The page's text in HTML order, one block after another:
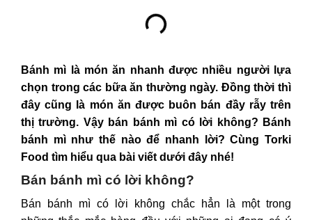
Bánh mì là món ăn nhanh được nhiều người lựa
chọn trong các bữa ăn thường ngày. Đồng thời thì
đây cũng là món ăn được buôn bán đầy rẫy trên
thị trường. Vậy bán bánh mì có lời không? Bánh
bánh mìnhư thế nào để nhanh lời? CùngTorki
Food tìm hiểu qua bài viết dưới đây nhé!
Bán bánh mì có lời không?
Bán bánh mì có lời không chắc hẳn là một trong